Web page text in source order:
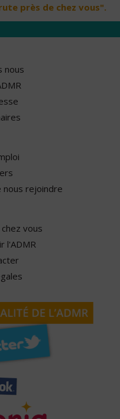
près de chez vous".
nous
nous rejoindre
vous
l'ADMR